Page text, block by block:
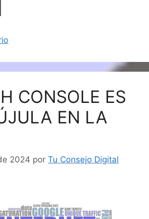
CONSOLE ES
EN LA
2024 por Tu Consejo Digital